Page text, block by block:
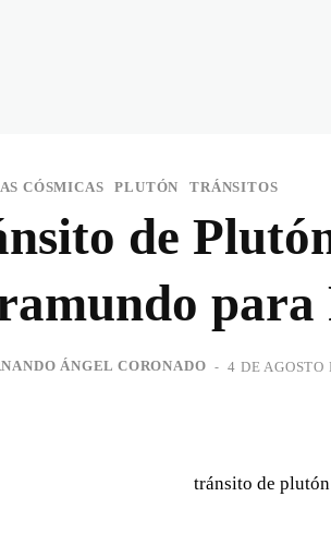
CÓSMICAS PLUTÓN TRÁNSITOS
de
para
ÁNGEL CORONADO - 4 DE AGOSTO